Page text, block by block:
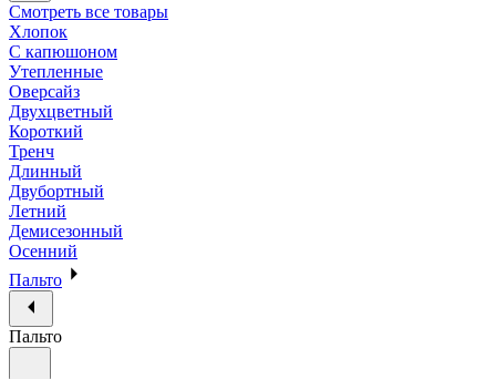
Смотреть все товары
Хлопок
С капюшоном
Утепленные
Оверсайз
Двухцветный
Короткий
Тренч
Длинный
Двубортный
Летний
Демисезонный
Осенний
Пальто
Пальто